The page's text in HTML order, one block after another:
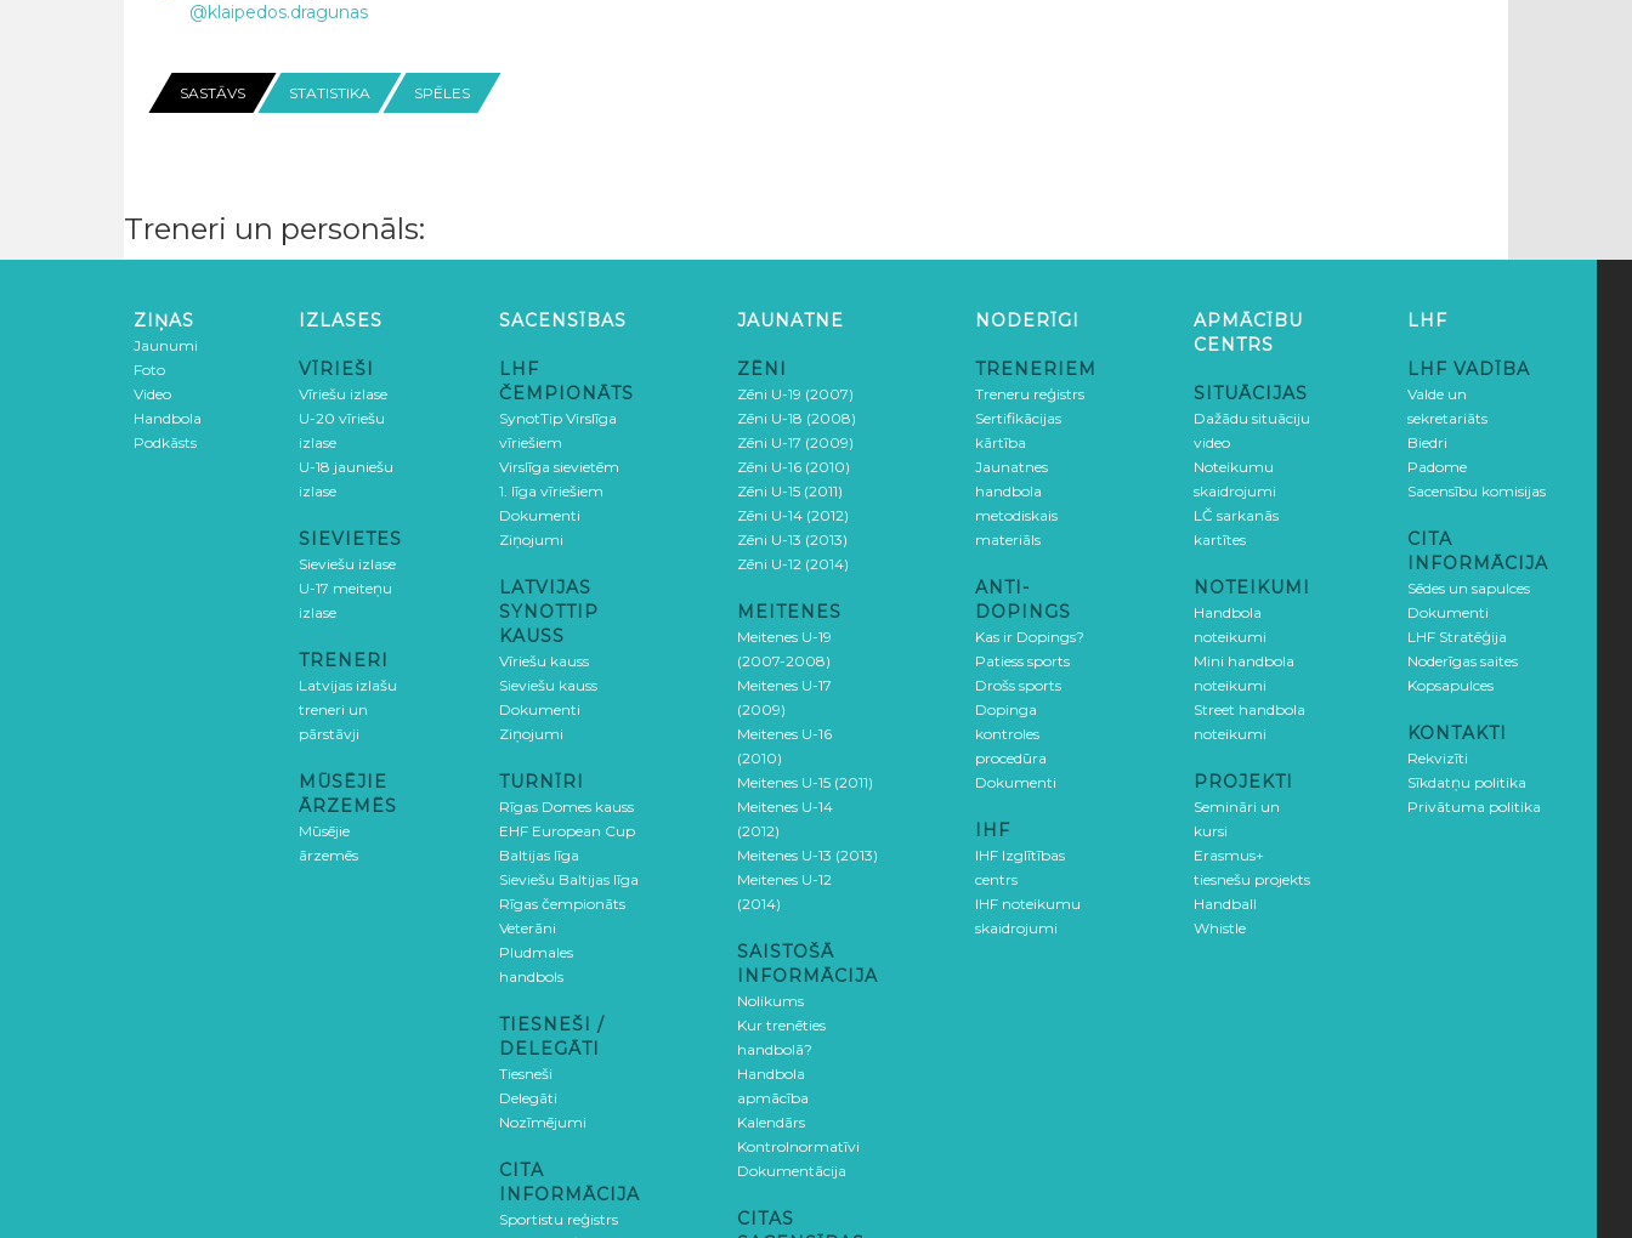
@klaipedos.dragunas
SASTĀVS STATISTIKA SPĒLES
Treneri un personāls:
ZIŅAS
Jaunumi
Foto
Video
Handbola
Podkāsts
IZLASES
VĪRIEŠI
Vīriešu izlase
U-20 vīriešu
izlase
U-18 jauniešu
izlase
SIEVIETES
Sieviešu izlase
U-17 meiteņu
izlase
TRENERI
Latvijas izlašu
treneri un
pārstāvji
MŪSĒJIE
ĀRZEMĒS
Mūsējie
ārzemēs
SACENSĪBAS
LHF
ČEMPIONĀTS
SynotTip Virslīga
vīriešiem
Virslīga sievietēm
1. līga vīriešiem
Dokumenti
Ziņojumi
LATVIJAS
SYNOTTIP
KAUSS
Vīriešu kauss
Sieviešu kauss
Dokumenti
Ziņojumi
TURNĪRI
Rīgas Domes kauss
EHF European Cup
Baltijas līga
Sieviešu Baltijas līga
Rīgas čempionāts
Veterāni
Pludmales
handbols
TIESNEŠI /
DELEGĀTI
Tiesneši
Delegāti
Nozīmējumi
CITA
INFORMĀCIJA
Sportistu reģistrs
JAUNATNE
ZĒNI
Zēni U-19 (2007)
Zēni U-18 (2008)
Zēni U-17 (2009)
Zēni U-16 (2010)
Zēni U-15 (2011)
Zēni U-14 (2012)
Zēni U-13 (2013)
Zēni U-12 (2014)
MEITENES
Meitenes U-19
(2007-2008)
Meitenes U-17
(2009)
Meitenes U-16
(2010)
Meitenes U-15 (2011)
Meitenes U-14
(2012)
Meitenes U-13 (2013)
Meitenes U-12
(2014)
SAISTOŠĀ
INFORMĀCIJA
Nolikums
Kur trenēties
handbolā?
Handbola
apmācība
Kalendārs
Kontrolnormatīvi
Dokumentācija
CITAS
NODERĪGI
TRENERIEM
Treneru reģistrs
Sertifikācijas
kārtība
Jaunatnes
handbola
metodiskais
materiāls
ANTI-
DOPINGS
Kas ir Dopings?
Patiess sports
Drošs sports
Dopinga
kontroles
procedūra
Dokumenti
IHF
IHF Izglītības
centrs
IHF noteikumu
skaidrojumi
APMĀCĪBU
CENTRS
SITUĀCIJAS
Dažādu situāciju
video
Noteikumu
skaidrojumi
LČ sarkanās
kartītes
NOTEIKUMI
Handbola
noteikumi
Mini handbola
noteikumi
Street handbola
noteikumi
PROJEKTI
Semināri un
kursi
Erasmus+
tiesnešu projekts
Handball
Whistle
LHF
LHF VADĪBA
Valde un
sekretariāts
Biedri
Padome
Sacensību komisijas
CITA
INFORMĀCIJA
Sēdes un sapulces
Dokumenti
LHF Stratēģija
Noderīgas saites
Kopsapulces
KONTAKTI
Rekvizīti
Sīkdatņu politika
Privātuma politika